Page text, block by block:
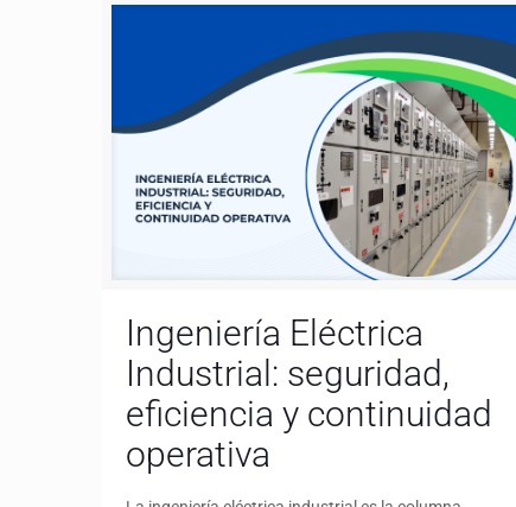
Ingeniería Eléctrica
Industrial: seguridad,
eficiencia y continuidad
operativa